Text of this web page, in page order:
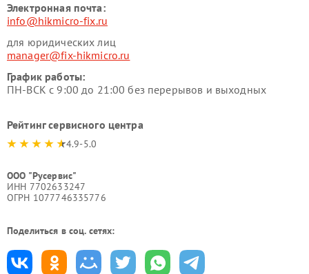
Электронная почта:
info@hikmicro-fix.ru
для юридических лиц
manager@fix-hikmicro.ru
График работы:
ПН-ВСК с 9:00 до 21:00 без перерывов и выходных
Рейтинг сервисного центра
4.9-5.0
ООО "Русервис"
ИНН 7702633247
ОГРН 1077746335776
Поделиться в соц. сетях: